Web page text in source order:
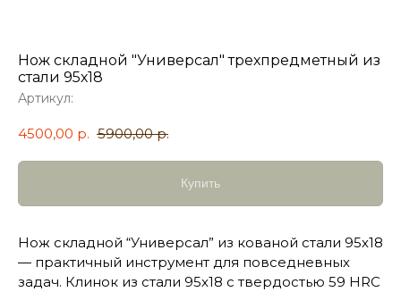
Нож складной "Универсал" трехпредметный из
стали 95х18
Артикул:
4500,00 р. 5900,00 р.
Купить
Нож складной “Универсал” из кованой стали 95х18
— практичный инструмент для повседневных
задач. Клинок из стали 95х18 с твердостью 59 HRC